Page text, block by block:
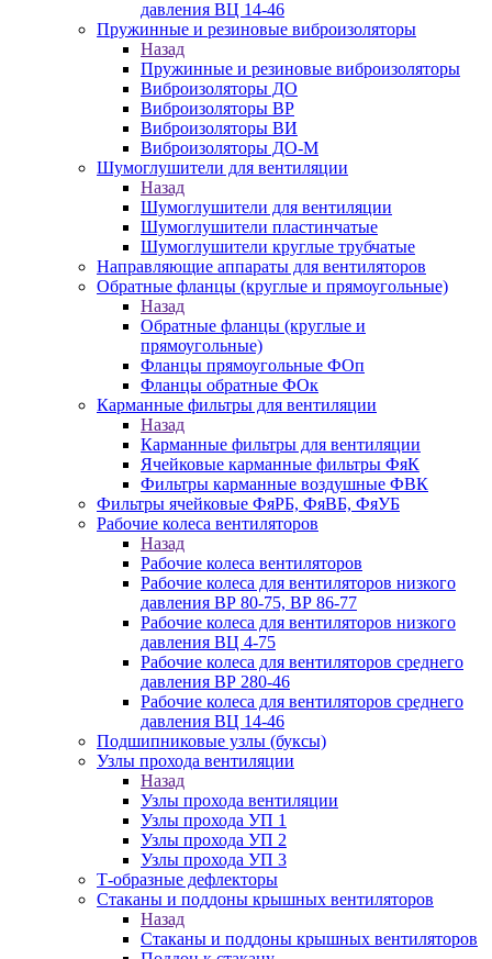
давления ВЦ 14-46
Пружинные и резиновые виброизоляторы
Назад
Пружинные и резиновые виброизоляторы
Виброизоляторы ДО
Виброизоляторы ВР
Виброизоляторы ВИ
Виброизоляторы ДО-М
Шумоглушители для вентиляции
Назад
Шумоглушители для вентиляции
Шумоглушители пластинчатые
Шумоглушители круглые трубчатые
Направляющие аппараты для вентиляторов
Обратные фланцы (круглые и прямоугольные)
Назад
Обратные фланцы (круглые и
прямоугольные)
Фланцы прямоугольные ФОп
Фланцы обратные ФОк
Карманные фильтры для вентиляции
Назад
Карманные фильтры для вентиляции
Ячейковые карманные фильтры ФяК
Фильтры карманные воздушные ФВК
Фильтры ячейковые ФяРБ, ФяВБ, ФяУБ
Рабочие колеса вентиляторов
Назад
Рабочие колеса вентиляторов
Рабочие колеса для вентиляторов низкого
давления ВР 80-75, ВР 86-77
Рабочие колеса для вентиляторов низкого
давления ВЦ 4-75
Рабочие колеса для вентиляторов среднего
давления ВР 280-46
Рабочие колеса для вентиляторов среднего
давления ВЦ 14-46
Подшипниковые узлы (буксы)
Узлы прохода вентиляции
Назад
Узлы прохода вентиляции
Узлы прохода УП 1
Узлы прохода УП 2
Узлы прохода УП 3
Т-образные дефлекторы
Стаканы и поддоны крышных вентиляторов
Назад
Стаканы и поддоны крышных вентиляторов